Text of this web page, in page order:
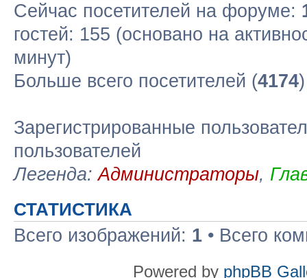
Сейчас посетителей на форуме:
гостей: 155 (основано на
минут)
Больше всего посетителей (4174
Зарегистрированные
пользователей
Легенда:Администраторы,
СТАТИСТИКА
Всего изображений: 1 • Всего
Powered by phpBB